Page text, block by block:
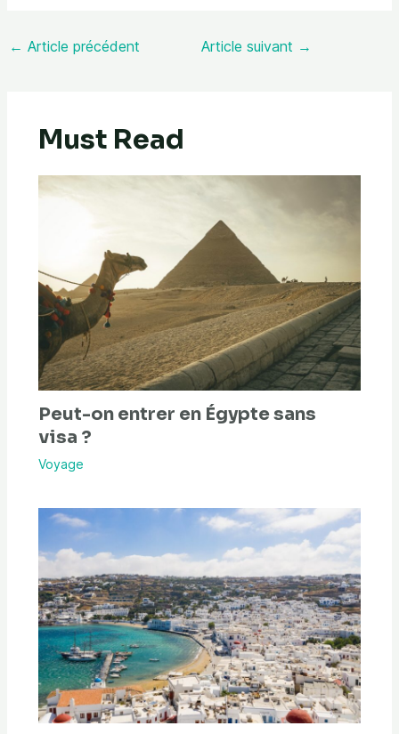
← Article précédent Article suivant →
Must Read
Peut-on entrer en Égypte sans
visa ?
Voyage